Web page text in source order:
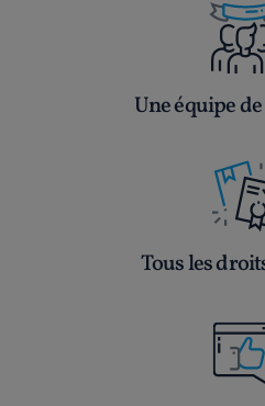
Une équipe
Tous les